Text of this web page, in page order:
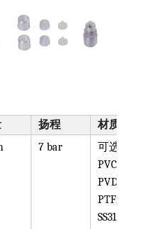
扬程
材质
7 bar
可选
PVC,
PVDF,
PTFE,
SS316